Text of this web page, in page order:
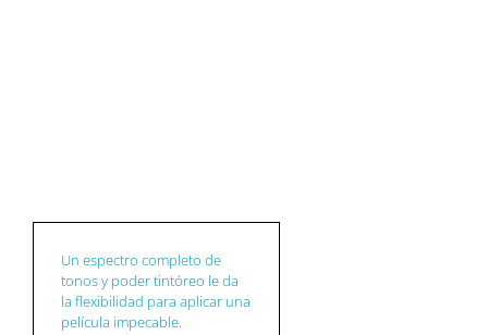
Un espectro completo de
tonos y poder tintóreo le da
la flexibilidad para aplicar una
película impecable.